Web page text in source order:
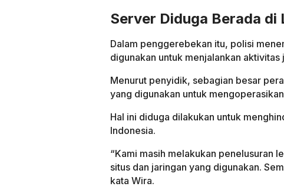
Server Diduga Berada di
Dalam penggerebekan itu, polisi
digunakan untuk menjalankan aktivitas
Menurut penyidik, sebagian besar
yang digunakan untuk
Hal ini diduga dilakukan untuk
Indonesia.
“Kami masih melakukan penelusuran
situs dan jaringan yang digunakan.
kata Wira.